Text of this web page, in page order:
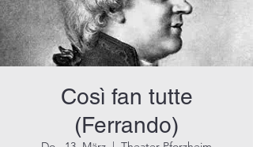
Così fan tutte
(Ferrando)